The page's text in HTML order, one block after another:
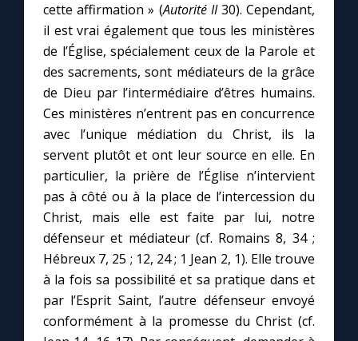
cette affirmation » (Autorité II30). Cependant,
il est vrai également que tous les ministères
de l’Église, spécialement ceux de la Parole et
des sacrements, sont médiateurs de la grâce
de Dieu par l’intermédiaire d’êtres humains.
Ces ministères n’entrent pas en concurrence
avec l’unique médiation du Christ, ils la
servent plutôt et ont leur source en elle. En
particulier, la prière de l’Église n’intervient
pas à côté ou à la place de l’intercession du
Christ, mais elle est faite par lui, notre
défenseur et médiateur (cf. Romains 8, 34 ;
Hébreux 7, 25 ; 12, 24 ; 1 Jean 2, 1). Elle trouve
à la fois sa possibilité et sa pratique dans et
par l’Esprit Saint, l’autre défenseur envoyé
conformément à la promesse du Christ (cf.